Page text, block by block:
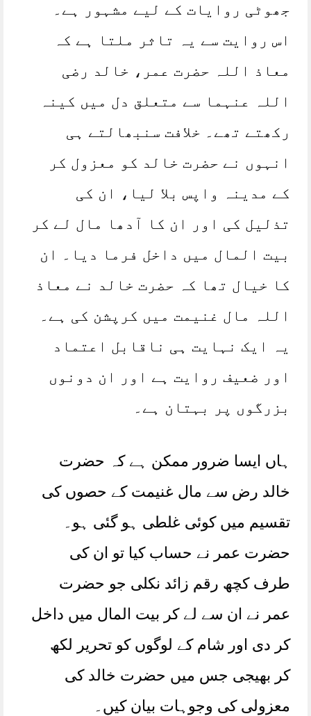
جھوٹی روایات کے لیے مشہور ہے۔
اس روایت سے یہ تاثر ملتا ہے کہ
معاذ اللہ حضرت عمر، خالد رضی
اللہ عنہما سے متعلق دل میں کینہ
رکھتے تھے۔ خلافت سنبھالتے ہی
انہوں نے حضرت خالد کو معزول کر
کے مدینہ واپس بلا لیا، ان کی
تذلیل کی اور ان کا آدھا مال لے کر
بیت المال میں داخل فرما دیا۔ ان
کا خیال تھا کہ حضرت خالد نے معاذ
اللہ مال غنیمت میں کرپشن کی ہے۔
یہ ایک نہایت ہی ناقابل اعتماد
اور ضعیف روایت ہے اور ان دونوں
بزرگوں پر بہتان ہے۔
ہاں ایسا ضرور ممکن ہے کہ حضرت
خالد رض سے مال غنیمت کے حصوں کی
تقسیم میں کوئی غلطی ہو گئی ہو۔
حضرت عمر نے حساب کیا تو ان کی
طرف کچھ رقم زائد نکلی جو حضرت
عمر نے ان سے لے کر بیت المال میں داخل
کر دی اور شام کے لوگوں کو تحریر لکھ
کر بھیجی جس میں حضرت خالد کی
معزولی کی وجوہات بیان کیں۔